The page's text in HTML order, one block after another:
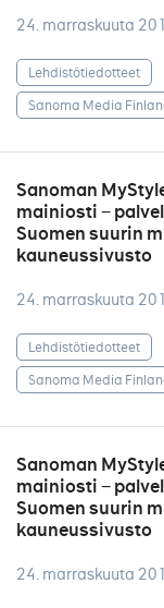
24. marraskuuta
Lehdistötiedotteet
Sanoma Media
Sanoman
mainiosti −
Suomen suurin
kauneussivusto
24. marraskuuta
Lehdistötiedotteet
Sanoma Media
Sanoman
mainiosti −
Suomen suurin
kauneussivusto
24. marraskuuta